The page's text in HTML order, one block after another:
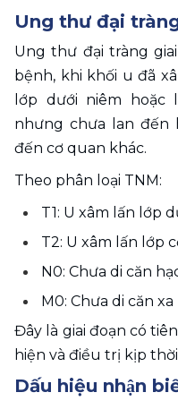
Ung thư đại
Ung thư đại tràng
bệnh, khi khối u đã
lớp dưới niêm hoặc
nhưng chưa lan đến
đến cơ quan khác.
Theo phân loại TNM:
T1: U xâm lấn lớp
T2: U xâm lấn lớp
N0: Chưa di căn
M0: Chưa di căn xa
Đây là giai đoạn có
hiện và điều trị kịp
Dấu hiệu nhận